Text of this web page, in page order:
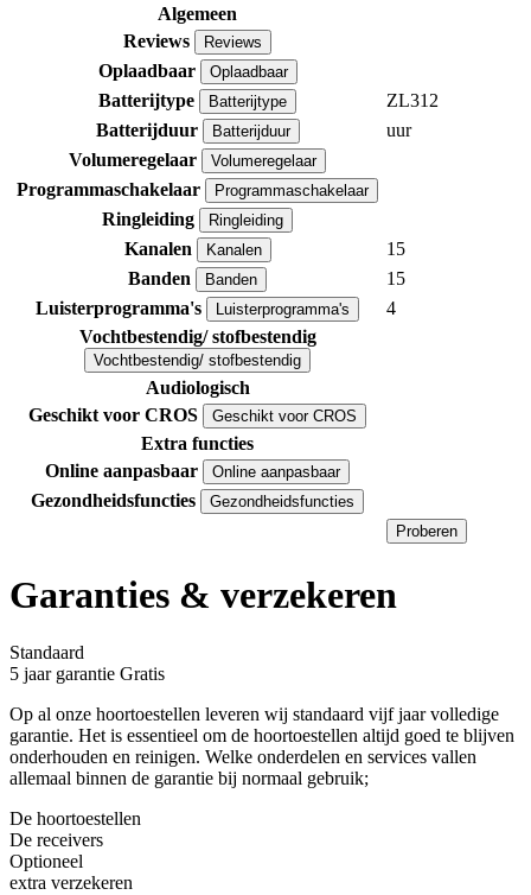
Algemeen
Reviews
Reviews
Oplaadbaar Oplaadbaar
Batterijtype Batterijtype
ZL312
Batterijduur
Batterijduur
uur
Volumeregelaar
Volumeregelaar
Programmaschakelaar Programmaschakelaar
Ringleiding Ringleiding
Kanalen Kanalen
15
Banden
Banden
15
Luisterprogramma's
Luisterprogramma's
4
Vochtbestendig/ stofbestendig
Vochtbestendig/ stofbestendig
Audiologisch
Geschikt voor CROS
Geschikt voor CROS
Extra functies
Online aanpasbaar
Online aanpasbaar
Gezondheidsfuncties
Gezondheidsfuncties
Proberen
Garanties & verzekeren
Standaard
5 jaar garantie Gratis
Op al onze hoortoestellen leveren wij standaard vijf jaar volledige
garantie. Het is essentieel om de hoortoestellen altijd goed te blijven
onderhouden en reinigen. Welke onderdelen en services vallen
allemaal binnen de garantie bij normaal gebruik;
De hoortoestellen
De receivers
Optioneel
extra verzekeren